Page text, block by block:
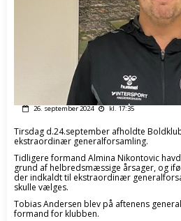
26. september 2024 kl. 17:35
Tirsdag d.24.september afholdte
ekstraordinær generalforsamling.
Tidligere formand Almina Nikontovic
grund af helbredsmæssige årsager, og
der indkaldt til ekstraordinær
skulle vælges.
Tobias Andersen blev på aftenens
formand for klubben.